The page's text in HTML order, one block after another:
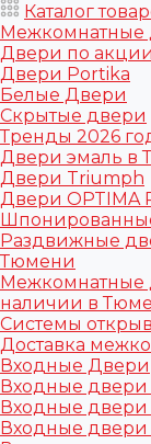
Каталог
Межкомнатные
Двери по акции
Двери Portika
Белые Двери
Скрытые двери
Тренды 2026
Двери эмаль в
Двери Triumph
Двери OPTIMA
Раздвижные
Тюмени
Межкомнатные
наличии в
Системы
Доставка
Входные Двери
Входные двери
Входные двери
Входные